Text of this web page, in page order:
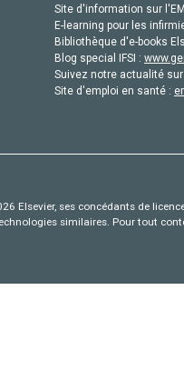
Site d'information sur
E-learning pour les
Bibliothèque d'e-books
Blog special IFSI :
Suivez notre actualité
Site d'emploi en santé :
Elsevier, ses concédants de
similaires. Pour tout